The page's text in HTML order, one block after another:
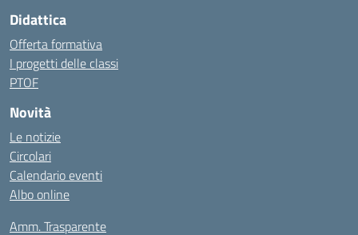
Didattica
Offerta formativa
I progetti delle classi
PTOF
Novità
Le notizie
Circolari
Calendario eventi
Albo online
Amm. Trasparente